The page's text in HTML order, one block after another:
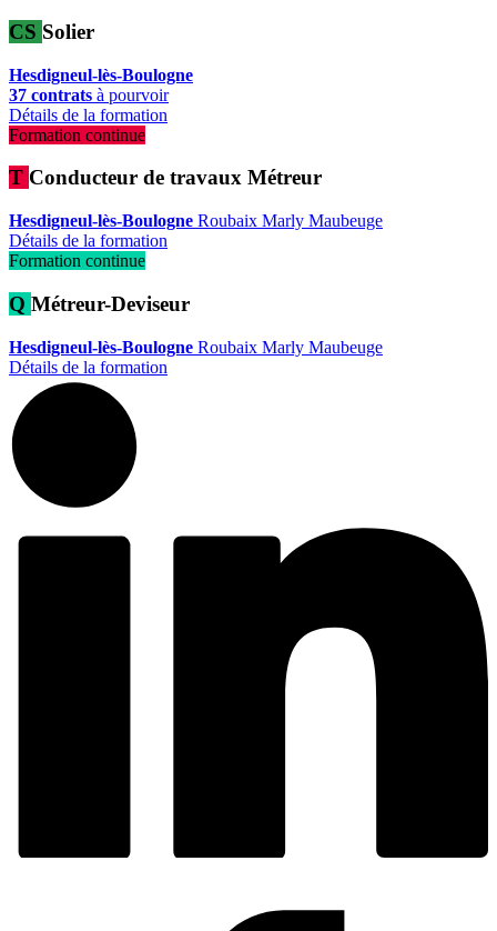
CS Solier
Hesdigneul-lès-Boulogne
37 contrats à pourvoir
Détails de la formation
Formation continue
T Conducteur de travaux Métreur
Hesdigneul-lès-Boulogne Roubaix Marly Maubeuge
Détails de la formation
Formation continue
Q Métreur-Deviseur
Hesdigneul-lès-Boulogne Roubaix Marly Maubeuge
Détails de la formation